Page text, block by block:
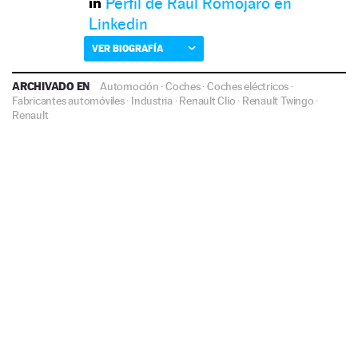
Linkedin
VER BIOGRAFÍA
ARCHIVADO EN Automoción ·Coches·Coches eléctricos ·
Fabricantes automóviles· Industria·Renault Clio · Renault Twingo ·
Renault